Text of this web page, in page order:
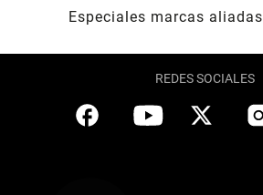
Especiales marcas aliadas
REDES SOCIALES